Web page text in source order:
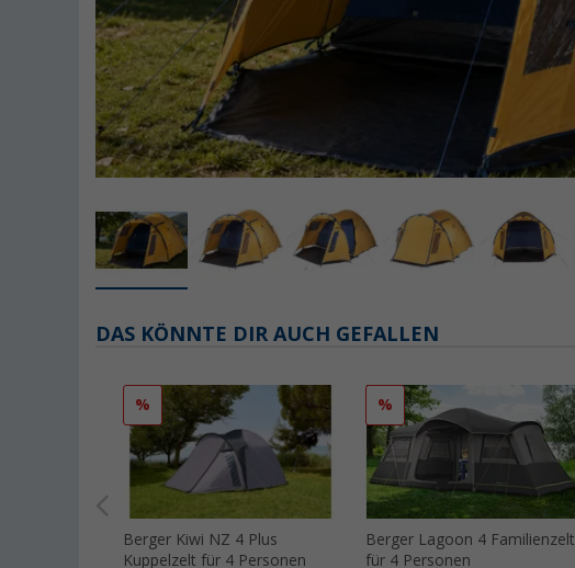
DAS KÖNNTE DIR AUCH GEFALLEN
%
Berger Kiwi NZ 4 Plus
Kuppelzelt für 4 Personen
%
Berger Lagoon 4 Familienzelt
für 4 Personen